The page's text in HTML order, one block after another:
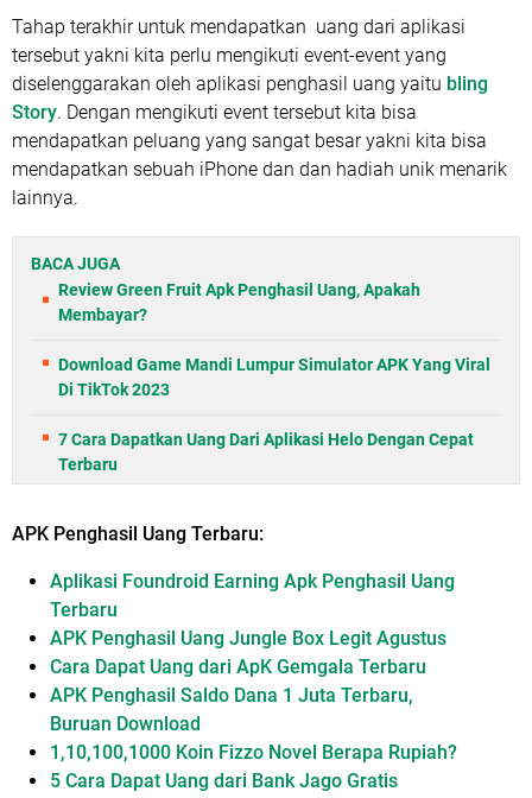
Tahap terakhir untuk mendapatkan uang dari aplikasi
tersebut yakni kita perlu mengikuti event-event yang
diselenggarakan oleh aplikasi penghasil uang yaitu bling
Story. Dengan mengikuti event tersebut kita bisa
mendapatkan peluang yang sangat besar yakni kita bisa
mendapatkan sebuah iPhone dan dan hadiah unik menarik
lainnya.
BACA JUGA
Review Green Fruit Apk Penghasil Uang, Apakah
Membayar?
Download Game Mandi Lumpur Simulator APK Yang Viral
Di TikTok 2023
7 Cara Dapatkan Uang Dari Aplikasi Helo Dengan Cepat
Terbaru
APK Penghasil Uang Terbaru:
Aplikasi Foundroid Earning Apk Penghasil Uang
Terbaru
APK Penghasil Uang Jungle Box Legit Agustus
Cara Dapat Uang dari ApK Gemgala Terbaru
APK Penghasil Saldo Dana 1 Juta Terbaru,
Buruan Download
1,10,100,1000 Koin Fizzo Novel Berapa Rupiah?
5 Cara Dapat Uang dari Bank Jago Gratis